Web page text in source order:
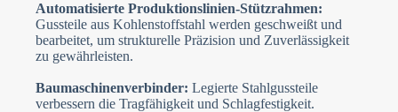
Automatisierte Produktionslinien-Stützrahmen:
Gussteile aus Kohlenstoffstahl werden geschweißt und
bearbeitet, um strukturelle Präzision und Zuverlässigkeit
zu gewährleisten.
Baumaschinenverbinder: Legierte Stahlgussteile
verbessern die Tragfähigkeit und Schlagfestigkeit.